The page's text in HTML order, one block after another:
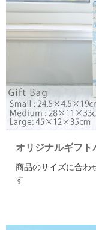
オリジナルギフト
商品のサイズに合わ
す